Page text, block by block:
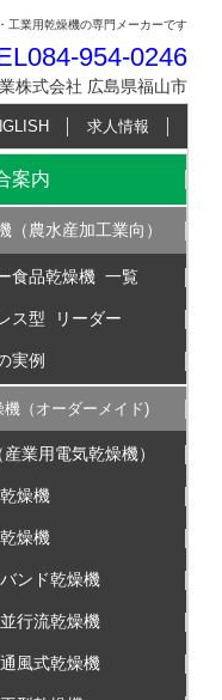
工業用乾燥機の専門メーカーです
084-954-0246
株式会社 広島県福山市
求人情報
案内
（農水産加工業向）
食品乾燥機 一覧
ス型 リーダー
実例
機（オーダーメイド)
業用電気乾燥機）
燥機
燥機
ンド乾燥機
行流乾燥機
風式乾燥機